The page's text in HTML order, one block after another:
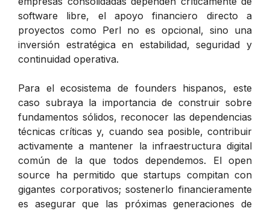
software libre, el apoyo financiero directo a
proyectos como Perl no es opcional, sino una
inversión estratégica en estabilidad, seguridad y
continuidad operativa.
Para el ecosistema de founders hispanos, este
caso subraya la importancia de construir sobre
fundamentos sólidos, reconocer las dependencias
técnicas críticas y, cuando sea posible, contribuir
activamente a mantener la infraestructura digital
común de la que todos dependemos. El open
source ha permitido que startups compitan con
gigantes corporativos; sostenerlo financieramente
es asegurar que las próximas generaciones de